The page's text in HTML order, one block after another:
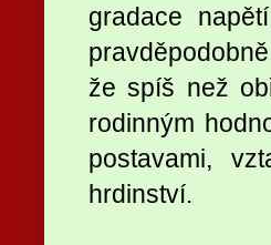
gradace
že spíš než
rodinným
postavami,
hrdinství.